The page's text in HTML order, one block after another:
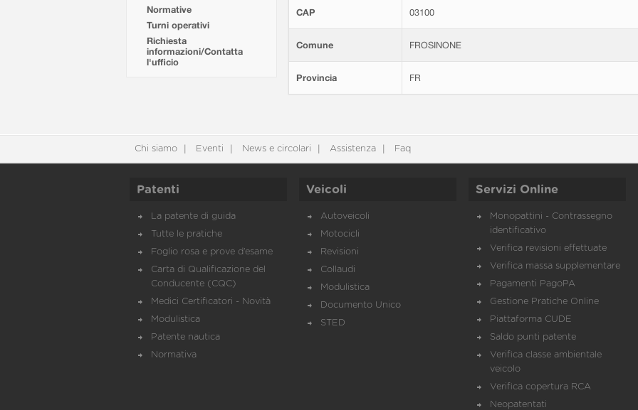
Normative
Turni operativi
Richiesta
informazioni/Contatta
l'ufficio
CAP 03100
Comune FROSINONE
Provincia FR
Chi siamo Eventi News e circolari Assistenza Faq
Patenti
La patente di guida
Tutte le pratiche
Foglio rosa e prove d’esame
Carta di Qualificazione del
Conducente (CQC)
Medici Certificatori - Novità
Modulistica
Patente nautica
Normativa
Veicoli
Autoveicoli
Motocicli
Revisioni
Collaudi
Modulistica
Documento Unico
STED
Servizi Online
Monopattini - Contrassegno
identificativo
Verifica revisioni effettuate
Verifica massa supplementare
Pagamenti PagoPA
Gestione Pratiche Online
Piattaforma CUDE
Saldo punti patente
Verifica classe ambientale
veicolo
Verifica copertura RCA
Neopatentati